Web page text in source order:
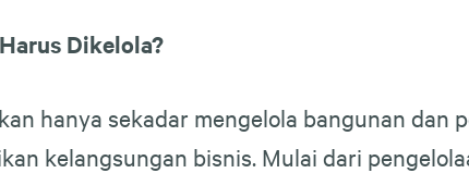
Dikelola?
hanya sekadar mengelola bangunan dan
kelangsungan bisnis. Mulai dari